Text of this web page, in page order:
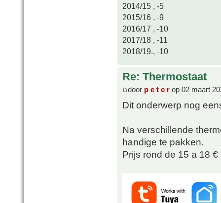
2014/15 , -5
2015/16 , -9
2016/17 , -10
2017/18 , -11
2018/19., -10
Re: Thermostaat
door p e t e r op 02 maart
Dit onderwerp nog
Na verschillende
handige te pakken.
Prijs rond de 15 a 18 €